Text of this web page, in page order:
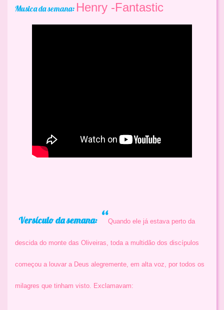
Musica da semana: Henry -Fantastic
Versículo da semana:“Quando ele já estava perto da
descida do monte das Oliveiras, toda a multidão dos discípulos
começou a louvar a Deus alegremente, em alta voz, por todos os
milagres que tinham visto. Exclamavam: